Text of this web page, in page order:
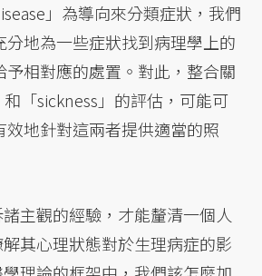
」為導向來分類症狀，我們
分地為一些症狀找到病理學上的
予相對應的處置。對此，整合關
「sickness」的評估，可能可
效地針對這兩者提供適當的照
主觀的經驗，才能釐清一個人
其心理狀態對於生理病症的影